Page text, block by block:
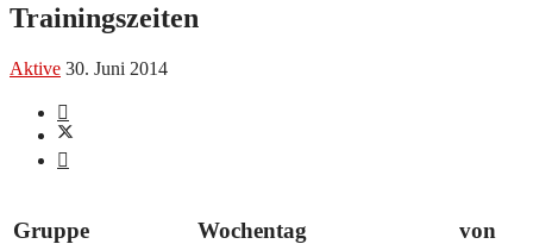
Trainingszeiten
Aktive 30. Juni 2014
Gruppe Wochentag von